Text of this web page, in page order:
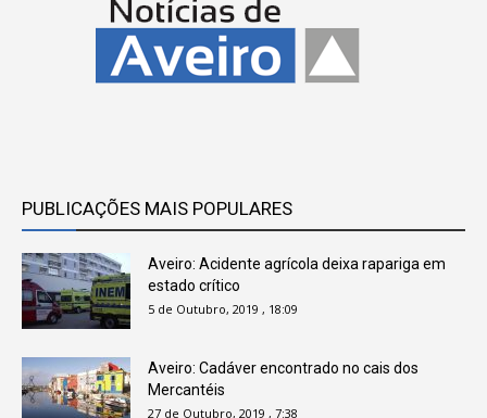
PUBLICAÇÕES MAIS POPULARES
Aveiro: Acidente agrícola deixa rapariga em
estado crítico
5 de Outubro, 2019 , 18:09
Aveiro: Cadáver encontrado no cais dos
Mercantéis
27 de Outubro, 2019 , 7:38